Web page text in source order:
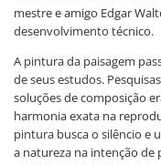
mestre e amigo Edgar
desenvolvimento técnico.
A pintura da paisagem
de seus estudos.
soluções de composição
harmonia exata na
pintura busca o silêncio e
a natureza na intenção de